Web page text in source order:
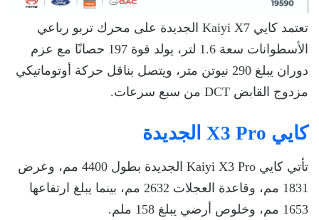
تعتمد كايي Kaiyi X7 الجديدة على محرك تربو رباعي
الأسطوانات سعة 1.6 لتر، يولد قوة 197 حصانًا مع عزم
دوران يبلغ 290 نيوتن متر، ويتصل بناقل حركة أوتوماتيكي
مزدوج القابض DCT من سبع سرعات.
كايي X3 Pro الجديدة
تأتي كايي Kaiyi X3 Pro الجديدة بطول 4400 مم، وعرض
1831 مم، وقاعدة العجلات 2632 مم، بينما يبلغ ارتفاعها
1653 مم، وخلوص أرضي يبلغ 158 ملم.